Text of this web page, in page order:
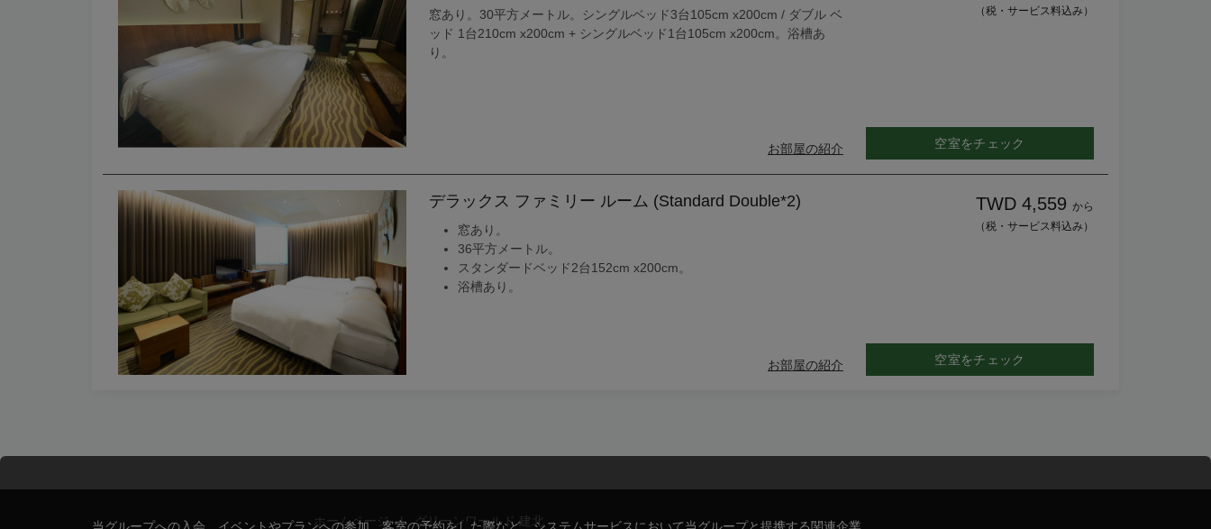
窓あり。30平方メートル。シングルベッド3台105cm x200cm / ダブル ベ
ッド 1台210cm x200cm + シングルベッド1台105cm x200cm。浴槽あ
り。
お部屋の紹介
（税・サービス料込み）
空室をチェック
デラックス ファミリー ルーム (Standard Double*2)
窓あり。
36平方メートル。
スタンダードベッド2台152cm x200cm。
浴槽あり。
お部屋の紹介
TWD 4,559 から
（税・サービス料込み）
空室をチェック
ホームページ |
グリーンワールド 建北